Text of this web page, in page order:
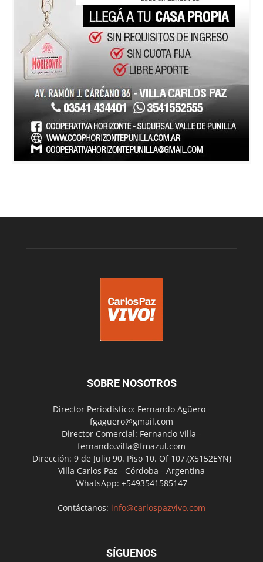
SOBRE NOSOTROS
Director Periodístico: Fernando Agüero -
fgaguero@gmail.com
Director Comercial: Fernando Villa -
fernando.villa@fmazul.com
Dirección: 9 de Julio 90. Piso 10. Of 107.(X5152EYN)
Villa Carlos Paz - Córdoba - Argentina
WhatsApp: +5493541585147
Contáctanos: info@carlospazvivo.com
SÍGUENOS